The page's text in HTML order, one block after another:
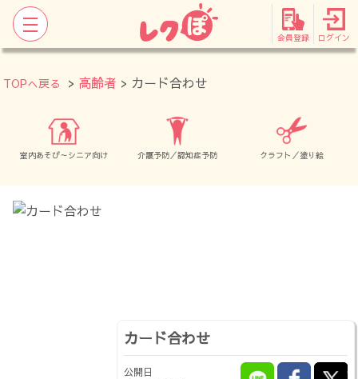
会員登録 ログイン
TOPへ戻る > 高齢者 > カード合わせ
室内あそび～シニア向け 介護予防／認知症予防 クラフト／塗り絵
カード合わせ
公開日